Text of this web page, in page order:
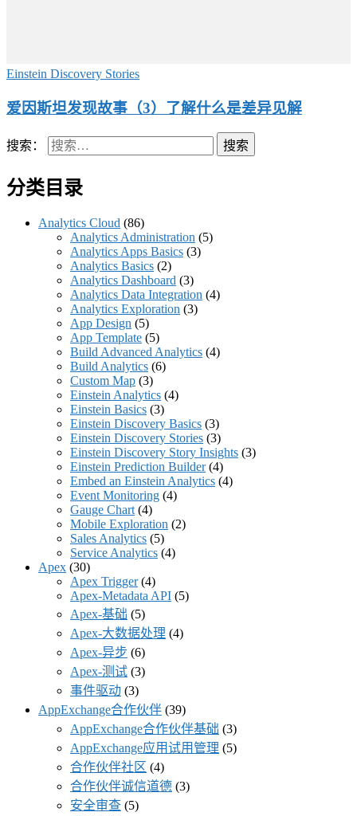
Einstein Discovery Stories
爱因斯坦发现故事（3）了解什么是差异见解
搜索：
分类目录
Analytics Cloud (86)
Analytics Administration (5)
Analytics Apps Basics (3)
Analytics Basics (2)
Analytics Dashboard (3)
Analytics Data Integration (4)
Analytics Exploration (3)
App Design (5)
App Template (5)
Build Advanced Analytics (4)
Build Analytics (6)
Custom Map (3)
Einstein Analytics (4)
Einstein Basics (3)
Einstein Discovery Basics (3)
Einstein Discovery Stories (3)
Einstein Discovery Story Insights (3)
Einstein Prediction Builder(4)
Embed an Einstein Analytics (4)
Event Monitoring (4)
Gauge Chart (4)
Mobile Exploration (2)
Sales Analytics (5)
Service Analytics (4)
Apex (30)
Apex Trigger(4)
Apex-Metadata API (5)
Apex-基础 (5)
Apex-大数据处理 (4)
Apex-异步 (6)
Apex-测试 (3)
事件驱动 (3)
AppExchange合作伙伴 (39)
AppExchange合作伙伴基础 (3)
AppExchange应用试用管理 (5)
合作伙伴社区 (4)
合作伙伴诚信道德 (3)
安全审查 (5)